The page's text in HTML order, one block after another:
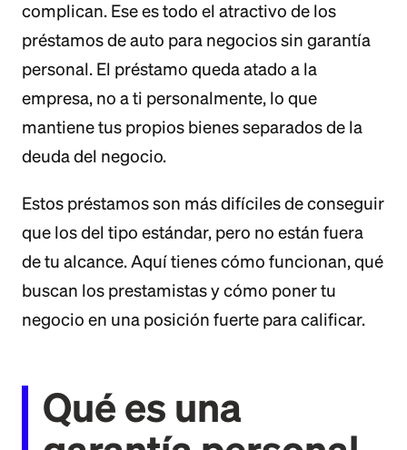
complican. Ese es todo el atractivo de los
préstamos de auto para negocios sin garantía
personal. El préstamo queda atado a la
empresa, no a ti personalmente, lo que
mantiene tus propios bienes separados de la
deuda del negocio.
Estos préstamos son más difíciles de conseguir
que los del tipo estándar, pero no están fuera
de tu alcance. Aquí tienes cómo funcionan, qué
buscan los prestamistas y cómo poner tu
negocio en una posición fuerte para calificar.
Qué es una